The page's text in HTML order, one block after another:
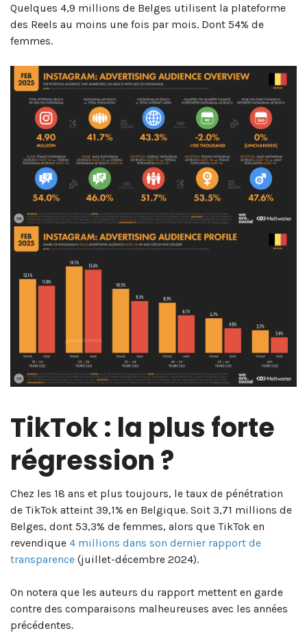
Quelques 4,9 millions de Belges utilisent la plateforme
des Reels au moins une fois par mois. Dont 54% de
femmes.
TikTok : la plus forte
régression ?
Chez les 18 ans et plus toujours, le taux de pénétration
de TikTok atteint 39,1% en Belgique. Soit 3,71 millions de
Belges, dont 53,3% de femmes, alors que TikTok en
revendique 4 millions dans son dernier rapport de
transparence (juillet-décembre 2024).
On notera que les auteurs du rapport mettent en garde
contre des comparaisons malheureuses avec les années
précédentes.